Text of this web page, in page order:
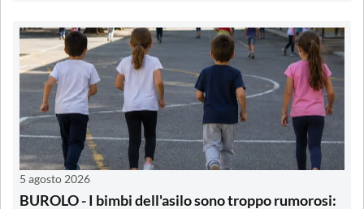
5 agosto 2026
BUROLO - I bimbi dell'asilo sono troppo rumorosi: